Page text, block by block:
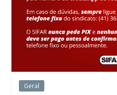
Geral